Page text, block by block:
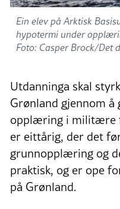
Ein elev på Arktisk
hypotermi under
Foto: Casper Brock/Det
Utdanninga skal
Grønland gjennom
opplæring i militære
er eittårig, der det
grunnopplæring og
praktisk, og er ope
på Grønland.